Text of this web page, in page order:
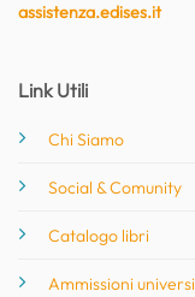
assistenza.edises.it
Link Utili
Chi Siamo
Social & Comunity
Catalogo libri
Ammissioni